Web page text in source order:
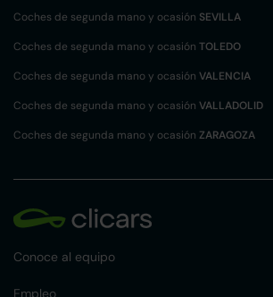
Coches de segunda mano y ocasión SEVILLA
Coches de segunda mano y ocasión TOLEDO
Coches de segunda mano y ocasión VALENCIA
Coches de segunda mano y ocasión VALLADOLID
Coches de segunda mano y ocasión ZARAGOZA
Conoce al equipo
Empleo